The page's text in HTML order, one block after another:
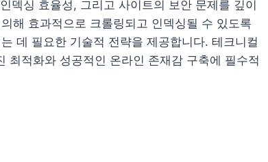
덱싱 효율성, 그리고 사이트의 보안 문제를 깊이
해 효과적으로 크롤링되고 인덱싱될 수 있도록
데 필요한 기술적 전략을 제공합니다. 테크니컬
최적화와 성공적인 온라인 존재감 구축에 필수적